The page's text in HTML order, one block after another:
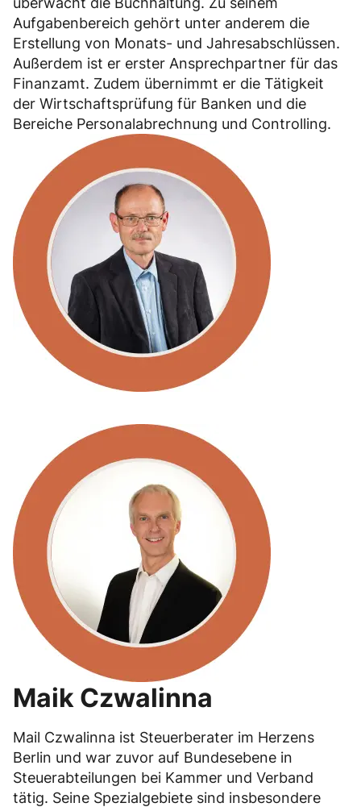
Aufgabenbereich gehört unter anderem die
Erstellung von Monats- und Jahresabschlüssen.
Außerdem ist er erster Ansprechpartner für das
Finanzamt. Zudem übernimmt er die Tätigkeit
der Wirtschaftsprüfung für Banken und die
Bereiche Personalabrechnung und Controlling.
Maik Czwalinna
Mail Czwalinna ist Steuerberater im Herzens
Berlin und war zuvor auf Bundesebene in
Steuerabteilungen bei Kammer und Verband
tätig. Seine Spezialgebiete sind insbesondere